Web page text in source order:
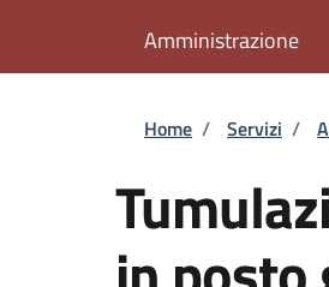
Amministrazione
Briciole
Home / Servizi /